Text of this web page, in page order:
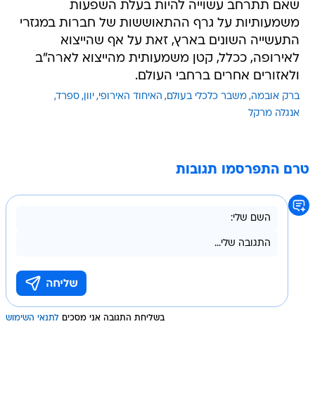
שאם תתרחב עשוייה להיות בעלת השפעות
משמעותיות על גרף ההתאוששות של חברות במגזרי
התעשייה השונים בארץ, זאת על אף שהייצוא
לאירופה, ככלל, קטן משמעותית מהייצוא לארה"ב
ולאזורים אחרים ברחבי העולם.
ברק אובמה משבר כלכלי בעולם האיחוד האירופי יוון ספרד
אנגלה מרקל
טרם התפרסמו תגובות
בשליחת התגובה אני מסכים לתנאי השימוש